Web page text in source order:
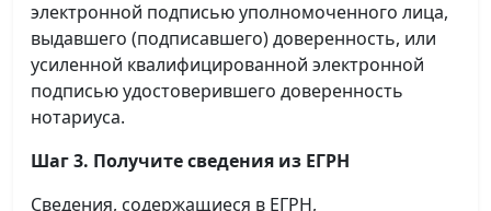
электронной подписью уполномоченного лица,
выдавшего (подписавшего) доверенность, или
усиленной квалифицированной электронной
подписью удостоверившего доверенность
нотариуса.
Шаг 3. Получите сведения из ЕГРН
Сведения, содержащиеся в ЕГРН,